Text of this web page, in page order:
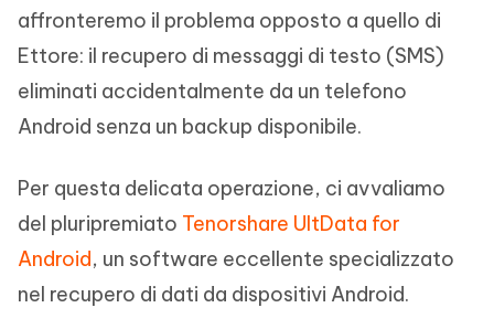
affronteremo il problema opposto a quello di
Ettore: il recupero di messaggi di testo (SMS)
eliminati accidentalmente da un telefono
Android senza un backup disponibile.
Per questa delicata operazione, ci avvaliamo
del pluripremiato Tenorshare UltData for
Android, un software eccellente specializzato
nel recupero di dati da dispositivi Android.